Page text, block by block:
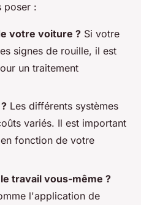
poser :
votre voiture ? Si votre
signes de rouille, il est
un traitement
Les différents systèmes
variés. Il est important
fonction de votre
travail vous-même ?
l'application de